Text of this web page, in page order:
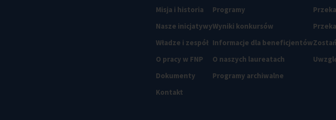
Misja i historia
Nasze inicjatywy
Władze i zespół
O pracy w FNP
Dokumenty
Kontakt
Programy
Wyniki konkursów
Informacje dla beneficjentów
O naszych laureatach
Programy archiwalne